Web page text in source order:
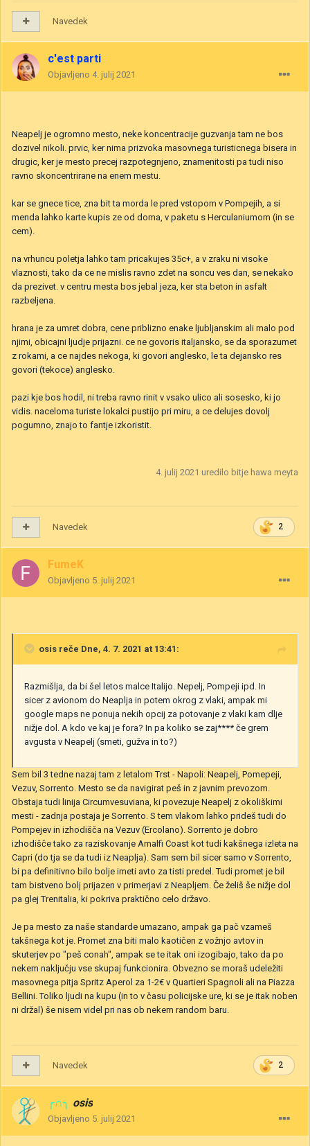
Navedek
c'est parti
Objavljeno 4. julij 2021
Neapelj je ogromno mesto, neke koncentracije guzvanja tam ne bos
dozivel nikoli. prvic, ker nima prizvoka masovnega turisticnega bisera in
drugic, ker je mesto precej razpotegnjeno, znamenitosti pa tudi niso
ravno skoncentrirane na enem mestu.
kar se gnece tice, zna bit ta morda le pred vstopom v Pompejih, a si
menda lahko karte kupis ze od doma, v paketu s Herculaniumom (in se
cem).
na vrhuncu poletja lahko tam pricakujes 35c+, a v zraku ni visoke
vlaznosti, tako da ce ne mislis ravno zdet na soncu ves dan, se nekako
da prezivet. v centru mesta bos jebal jeza, ker sta beton in asfalt
razbeljena.
hrana je za umret dobra, cene priblizno enake ljubljanskim ali malo pod
njimi, obicajni ljudje prijazni. ce ne govoris italjansko, se da sporazumet
z rokami, a ce najdes nekoga, ki govori anglesko, le ta dejansko res
govori (tekoce) anglesko.
pazi kje bos hodil, ni treba ravno rinit v vsako ulico ali sosesko, ki jo
vidis. naceloma turiste lokalci pustijo pri miru, a ce delujes dovolj
pogumno, znajo to fantje izkoristit.
4. julij 2021 uredilo bitje hawa meyta
2
Navedek
FumeK
Objavljeno 5. julij 2021
osis reče Dne, 4. 7. 2021 at 13:41:
Razmišlja, da bi šel letos malce Italijo. Nepelj, Pompeji ipd. In
sicer z avionom do Neaplja in potem okrog z vlaki, ampak mi
google maps ne ponuja nekih opcij za potovanje z vlaki kam dlje
nižje dol. A kdo ve kaj je fora? In pa koliko se zaj**** če grem
avgusta v Neapelj (smeti, gužva in to?)
Sem bil 3 tedne nazaj tam z letalom Trst - Napoli: Neapelj, Pomepeji,
Vezuv, Sorrento. Mesto se da navigirat peš in z javnim prevozom.
Obstaja tudi linija Circumvesuviana, ki povezuje Neapelj z okoliškimi
mesti - zadnja postaja je Sorrento. S tem vlakom lahko prideš tudi do
Pompejev in izhodišča na Vezuv (Ercolano). Sorrento je dobro
izhodišče tako za raziskovanje Amalfi Coast kot tudi kakšnega izleta na
Capri (do tja se da tudi iz Neaplja). Sam sem bil sicer samo v Sorrento,
bi pa definitivno bilo bolje imeti avto za tisti predel. Tudi promet je bil
tam bistveno bolj prijazen v primerjavi z Neapljem. Če želiš še nižje dol
pa glej Trenitalia, ki pokriva praktično celo državo.
Je pa mesto za naše standarde umazano, ampak ga pač vzameš
takšnega kot je. Promet zna biti malo kaotičen z vožnjo avtov in
skuterjev po "peš conah", ampak se te itak oni izogibajo, tako da po
nekem naključju vse skupaj funkcionira. Obvezno se moraš udeležiti
masovnega pitja Spritz Aperol za 1-2€ v Quartieri Spagnoli ali na Piazza
Bellini. Toliko ljudi na kupu (in to v času policijske ure, ki se je itak noben
ni držal) še nisem videl pri nas ob nekem random baru.
2
Navedek
╭∩╮ osis
Objavljeno 5. julij 2021